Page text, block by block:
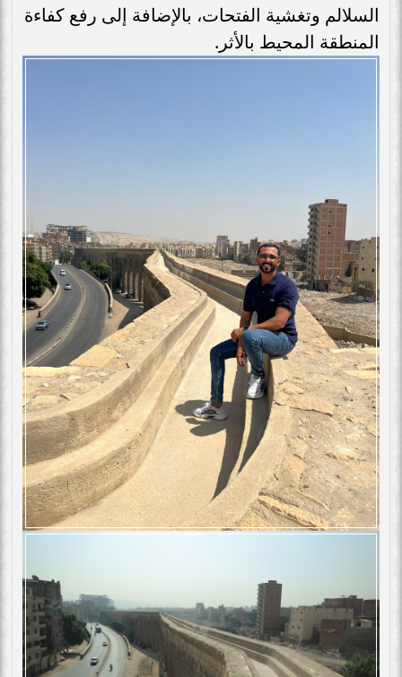
السلالم وتغشية الفتحات، بالإضافة إلى رفع كفاءة
المنطقة المحيط بالأثر.